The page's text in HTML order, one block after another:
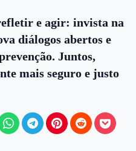
e agir: invista na
diálogos abertos e
Juntos,
mais seguro e justo